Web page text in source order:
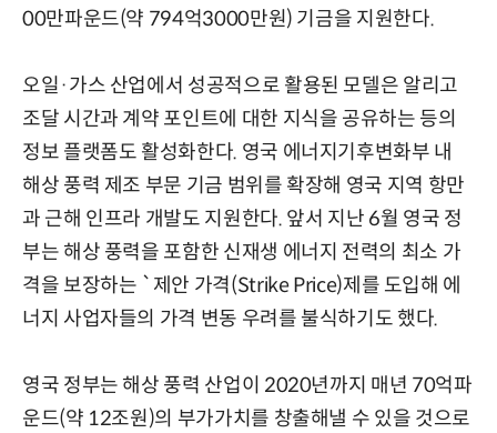
00만파운드(약 794억3000만원) 기금을 지원한다.
오일·가스 산업에서 성공적으로 활용된 모델은 알리고
조달 시간과 계약 포인트에 대한 지식을 공유하는 등의
정보 플랫폼도 활성화한다. 영국 에너지기후변화부 내
해상 풍력 제조 부문 기금 범위를 확장해 영국 지역 항만
과 근해 인프라 개발도 지원한다. 앞서 지난 6월 영국 정
부는 해상 풍력을 포함한 신재생 에너지 전력의 최소 가
격을 보장하는 `제안 가격(Strike Price)제를 도입해 에
너지 사업자들의 가격 변동 우려를 불식하기도 했다.
영국 정부는 해상 풍력 산업이 2020년까지 매년 70억파
운드(약 12조원)의 부가가치를 창출해낼 수 있을 것으로